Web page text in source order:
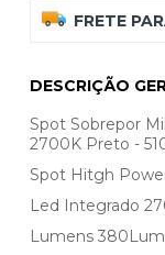
FRETE
DESCRIÇÃO
Spot Sobrepor
2700K Preto -
Spot Hitgh
Led Integrado
Lumens